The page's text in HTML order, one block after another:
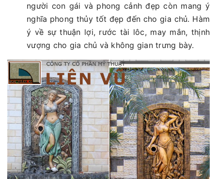
người con gái và phong cảnh đẹp còn mang ý
nghĩa phong thủy tốt đẹp đến cho gia chủ. Hàm
ý về sự thuận lợi, rước tài lôc, may mắn, thịnh
vượng cho gia chủ và không gian trưng bày.